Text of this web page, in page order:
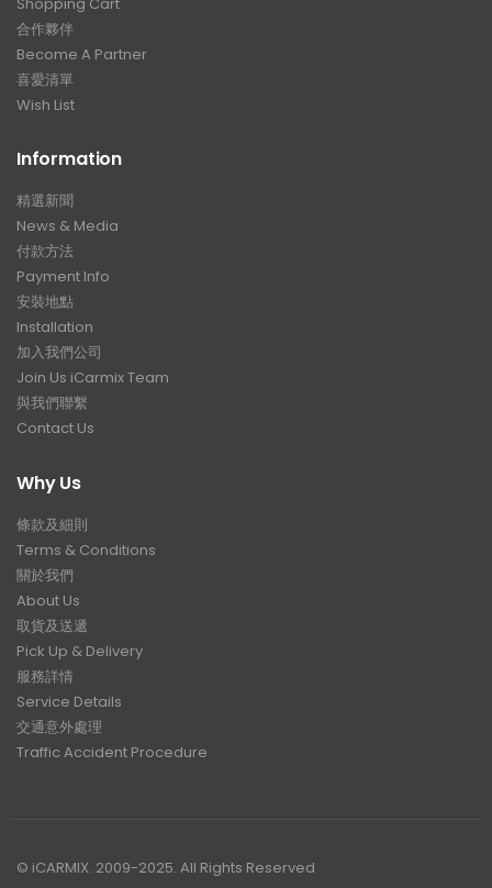
合作夥伴
Become A Partner
喜愛清單
Wish List
Information
精選新聞
News & Media
付款方法
Payment Info
安裝地點
Installation
加入我們公司
Join Us iCarmix Team
與我們聯繫
Contact Us
Why Us
條款及細則
Terms & Conditions
關於我們
About Us
取貨及送遞
Pick Up & Delivery
服務詳情
Service Details
交通意外處理
Traffic Accident Procedure
© iCARMIX. 2009-2025. All Rights Reserved